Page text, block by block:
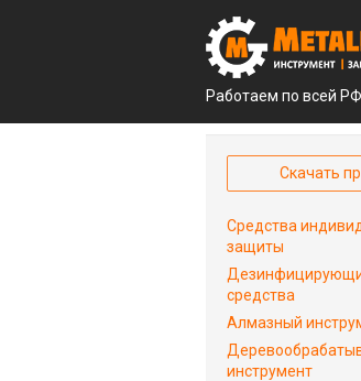
Работаем по всей
Скачать
Средства
защиты
средства
Алмазный
инструмент